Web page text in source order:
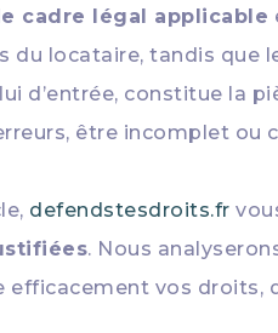
cadre légal applicable
du locataire, tandis que
d’entrée, constitue la
être incomplet ou
defendstesdroits.fr
. Nous
efficacement vos droits,